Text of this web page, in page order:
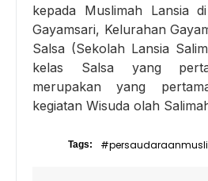
kepada Muslimah Lansia
Gayamsari, Kelurahan
Salsa (Sekolah Lansia
kelas Salsa yang
merupakan yang
kegiatan Wisuda olah
Tags: